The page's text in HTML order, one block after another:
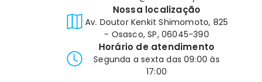
Nossa localização
Av. Doutor Kenkit Shimomoto, 825
- Osasco, SP, 06045-390
Horário de atendimento
Segunda a sexta das 09:00 às
17:00